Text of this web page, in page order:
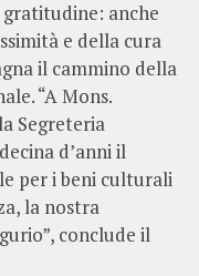
anche
e della cura
il cammino della
“A Mons.
Segreteria
d’anni il
per i beni culturali
la nostra
conclude il